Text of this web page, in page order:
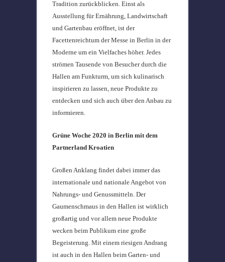
Tradition zurückblicken. Einst als
Ausstellung für Ernährung, Landwirtschaft
und Gartenbau eröffnet, ist der
Facettenreichtum der Messe in Berlin in der
Moderne um ein Vielfaches höher. Jedes
strömen Tausende von Besucher durch die
Hallen am Funkturm, um sich kulinarisch
inspirieren zu lassen, neue Produkte zu
entdecken und sich auch über den Anbau zu
informieren.
Grüne Woche 2020 in Berlin mit dem
Partnerland Kroatien
Großen Anklang findet dabei immer das
internationale und nationale Angebot von
Nahrungs- und Genussmitteln. Der
Gaumenschmaus in den Hallen ist wirklich
großartig und vor allem neue Produkte
wecken beim Publikum eine große
Begeisterung. Mit einem riesigen Andrang
ist auch in den Hallen beim Garten- und